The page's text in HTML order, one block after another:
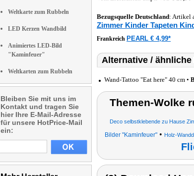
Weltkarte zum Rubbeln
LED Kerzen Wandbild
Animiertes LED-Bild
"Kaminfeuer"
Weltkarten zum Rubbeln
Bleiben Sie mit uns im
Kontakt und tragen Sie
hier Ihre E-Mail-Adresse
für unsere HotPrice-Mail
ein:
Bezugsquelle Deutschland: Artikel
Zimmer Kinder Tapeten
Frankreich PEARL € 4,99*
Alternative / ähnliche
Wand-Tattoo "Eat here" 40 cm •
Themen-Wolke
Deco selbstklebende zu Hause
Bilder "Kaminfeuer" • Holz-